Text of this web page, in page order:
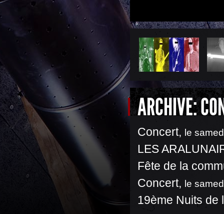
ARCHIVE:
Concert, le
LES
Fête de la
Concert, le
19ème Nuits de